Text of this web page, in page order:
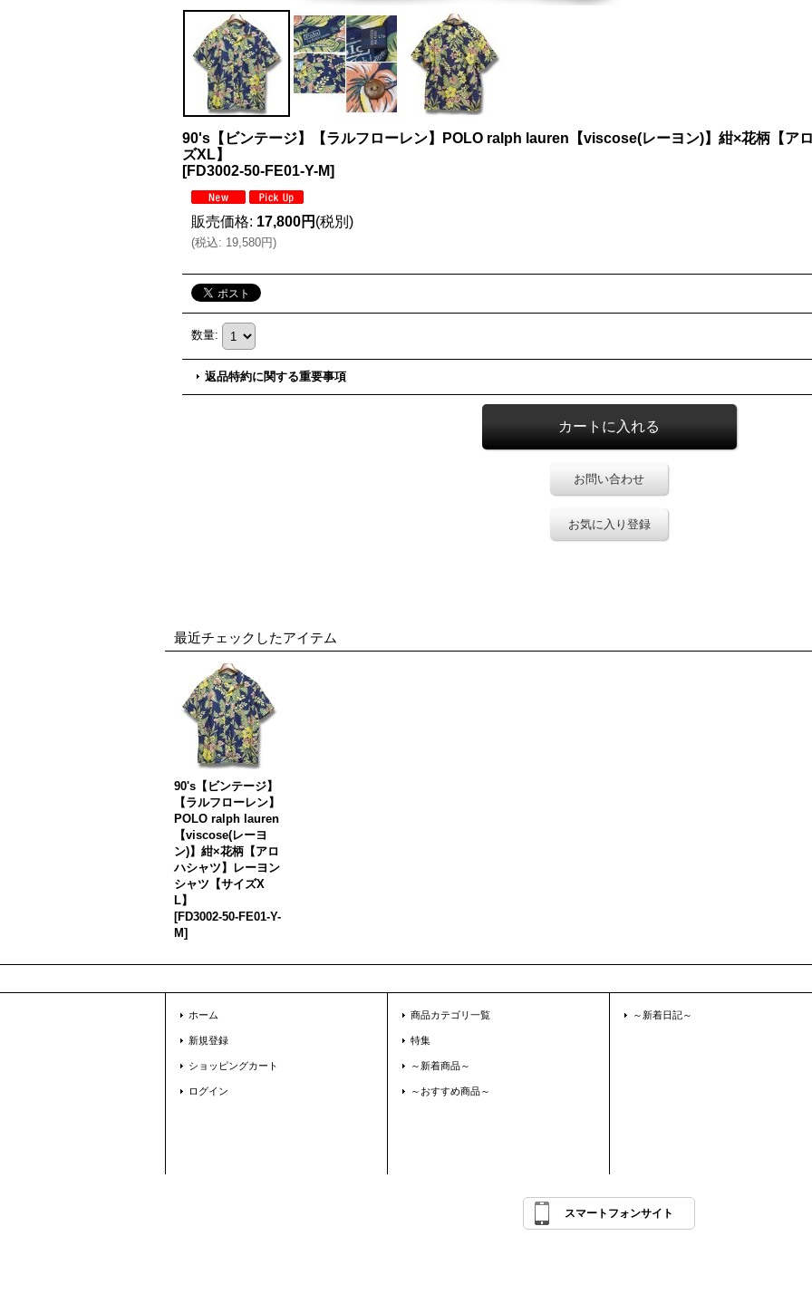
90's【ビンテージ】【ラルフローレン】POLO ralph lauren【viscose(レーヨン)】紺×花柄【ア
ズXL】
[FD3002-50-FE01-Y-M]
販売価格: 17,800円 (税別)
(税込: 19,580円)
数量:
返品特約に関する重要事項
お問い合わせ
お気に入り登録
最近チェックしたアイテム
90's【ビンテージ】
【ラルフローレン】
POLO ralph lauren
【viscose(レーヨ
ン)】紺×花柄【アロ
ハシャツ】レーヨン
シャツ【サイズX
L】
[FD3002-50-FE01-Y-
M]
ホーム
新規登録
ショッピングカート
ログイン
商品カテゴリ一覧
特集
～新着商品～
～おすすめ商品～
～新着日記～
スマートフォンサイト